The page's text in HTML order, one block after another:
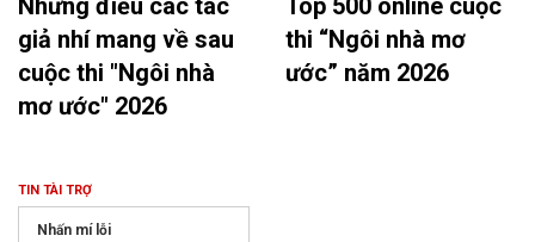
Những điều các tác
giả nhí mang về sau
cuộc thi "Ngôi nhà
mơ ước" 2026
Top 500 online cuộc
thi “Ngôi nhà mơ
ước” năm 2026
TIN TÀI TRỢ
Nhấn mí lỗi